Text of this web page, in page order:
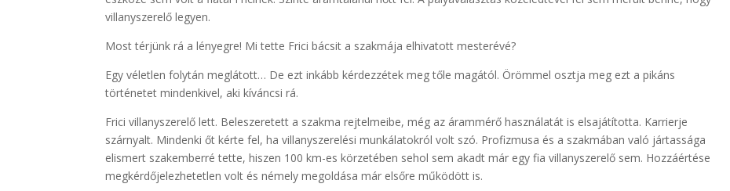
villanyszerelő legyen.
Most térjünk rá a lényegre! Mi tette Frici bácsit a szakmája elhivatott mesterévé?
Egy véletlen folytán meglátott… De ezt inkább kérdezzétek meg tőle magától. Örömmel osztja meg ezt a pikáns
történetet mindenkivel, aki kíváncsi rá.
Frici villanyszerelő lett. Beleszeretett a szakma rejtelmeibe, még az árammérő használatát is elsajátította. Karrierje
szárnyalt. Mindenki őt kérte fel, ha villanyszerelési munkálatokról volt szó. Profizmusa és a szakmában való jártassága
elismert szakemberré tette, hiszen 100 km-es körzetében sehol sem akadt már egy fia villanyszerelő sem. Hozzáértése
megkérdőjelezhetetlen volt és némely megoldása már elsőre működött is.